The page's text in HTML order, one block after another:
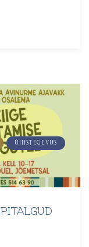
ÜHISTEGEVUS